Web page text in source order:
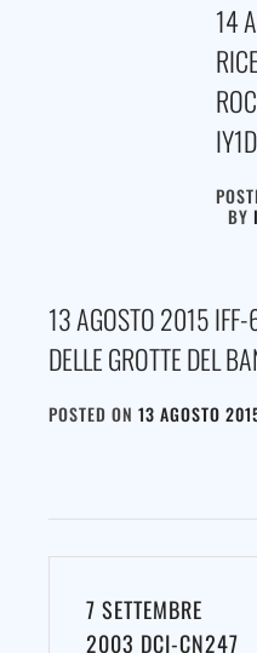
14
BY
13 AGOSTO 2015
DELLE GROTTE DEL
POSTED ON 13 AGOSTO
articoli
7 SETTEMBRE
2003 DCI-CN247